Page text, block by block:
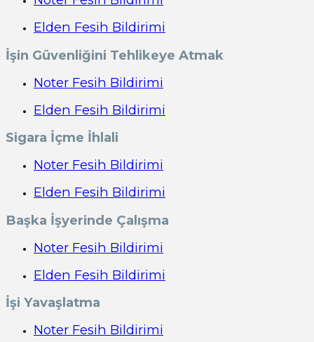
Elden Fesih Bildirimi
İşin Güvenliğini Tehlikeye Atmak
Noter Fesih Bildirimi
Elden Fesih Bildirimi
Sigara İçme İhlali
Noter Fesih Bildirimi
Elden Fesih Bildirimi
Başka İşyerinde Çalışma
Noter Fesih Bildirimi
Elden Fesih Bildirimi
İşi Yavaşlatma
Noter Fesih Bildirimi